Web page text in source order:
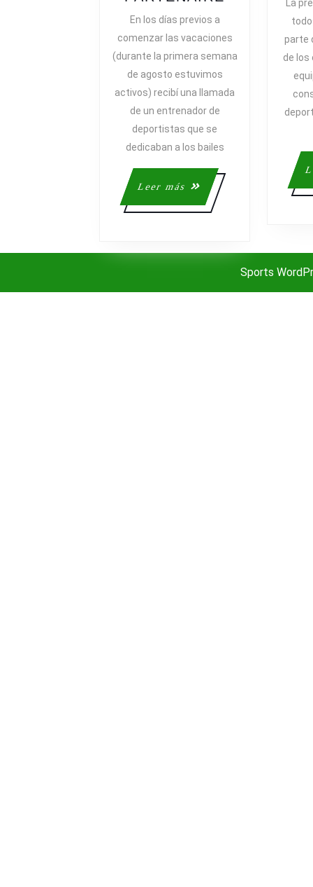
COACHING
EN
TRAINING
En los días previos a
comenzar las vacaciones
(durante la primera semana
de agosto estuvimos
activos) recibí una llamada
de un entrenador de
deportistas que se
dedicaban a los bailes
Leer más
Leer
más
La
parte
de los
Sports